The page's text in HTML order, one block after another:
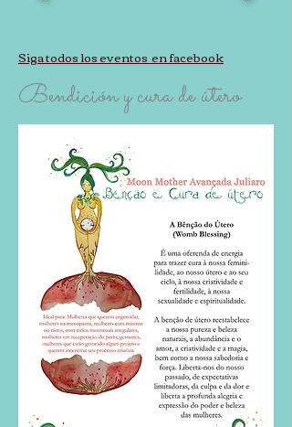
Siga todos los eventos en facebook
Bendición y cura de útero